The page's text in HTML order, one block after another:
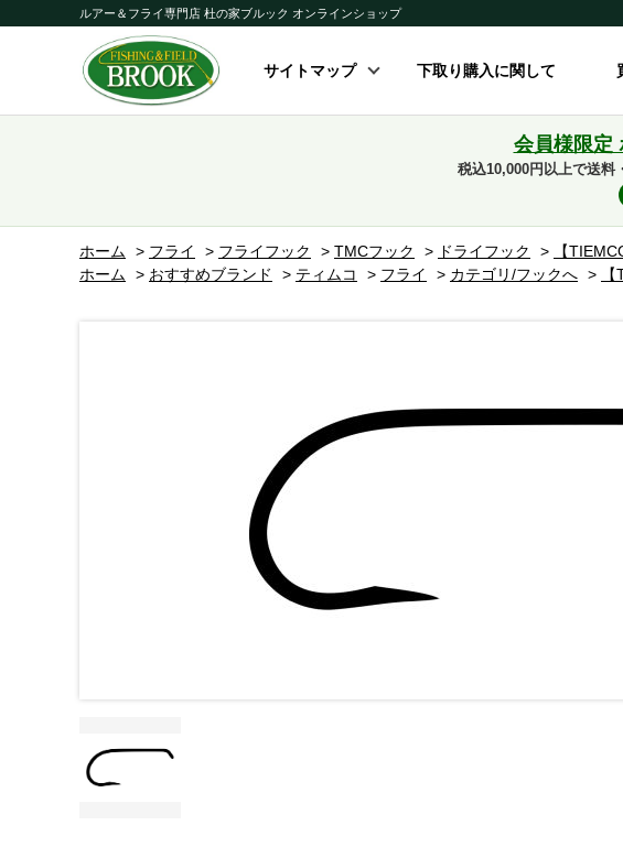
ルアー＆フライ専門店 杜の家ブルック オンラインショップ
サイトマップ 下取り購入に関して
会員様限定
税込10,000円以上で送料
ホーム > フライ > フライフック > TMCフック > ドライフック >
【
ホーム
> おすすめブランド > ティムコ > フライ > カテゴリ/フックへ >